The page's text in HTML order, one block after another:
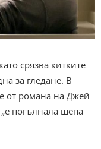
срязва китките
за гледане. В
от романа на Джей
погълнала шепа